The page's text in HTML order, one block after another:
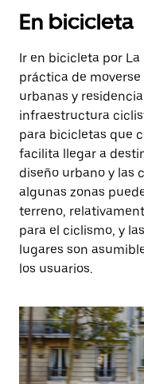
En bicicleta
Ir en bicicleta por
práctica de
urbanas y
infraestructura
para bicicletas que
facilita llegar a
diseño urbano y las
algunas zonas
terreno,
para el ciclismo, y
lugares son
los usuarios.